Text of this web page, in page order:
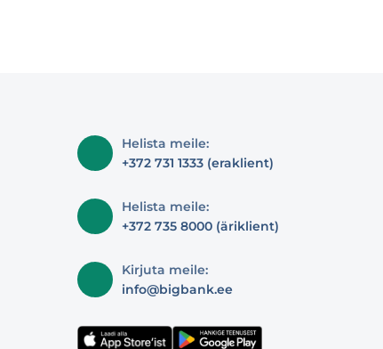
Helista meile:
+372 731 1333 (eraklient)
Helista meile:
+372 735 8000 (äriklient)
Kirjuta meile:
info@bigbank.ee